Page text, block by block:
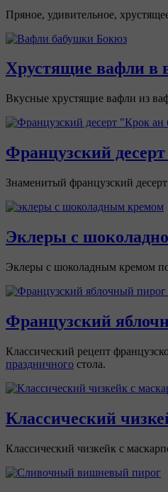
Пряное, удивительное,
Хрустящие вафли в
Вкусные хрустящие вафли из
Французский
Знаменитый французский десерт
Эклеры с
Эклеры с шоколадным кремом
Французский
Классический рецепт
праздничного стола.
Классический
Классический чизкейк с